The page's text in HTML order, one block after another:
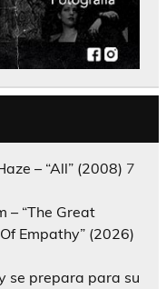
– “All” (2008) 7
– “The Great
Empathy” (2026)
se prepara para su